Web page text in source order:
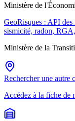
Ministère de
GeoRisques : API
sismicité, radon,
Ministère de la
Rechercher une autre
Accédez à la fiche de